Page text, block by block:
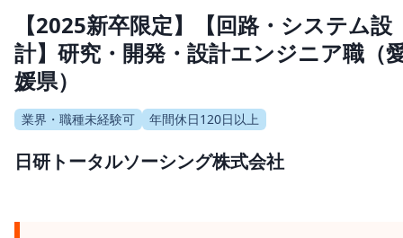
【2025新卒限定】【回路・システム設
計】研究・開発・設計エンジニア職（
媛県）
業界・職種未経験可 年間休日120日以上
日研トータルソーシング株式会社